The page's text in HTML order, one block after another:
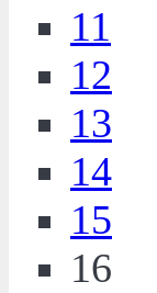
11
12
13
14
15
16